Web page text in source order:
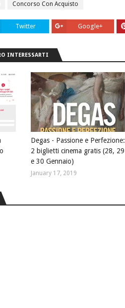
Concorso Con Acquisto
Twitter Google+
INTERESSARTI
Degas - Passione e Perfezione:
2 biglietti cinema gratis (28, 29
e 30 Gennaio)
January 17, 2019